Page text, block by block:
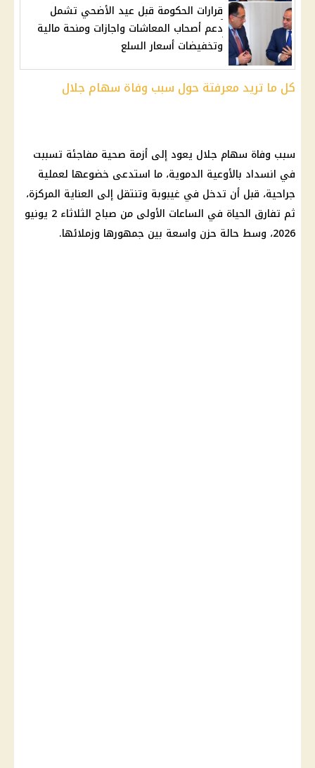
قرارات الحكومة قبل عيد الأضحي تشمل
دعم أصحاب المعاشات واجازات ومنحة مالية
وتخفيضات أسعار السلع
كل ما تريد معرفتة حول سبب وفاة سهام جلال
سبب وفاة سهام جلال يعود إلى أزمة صحية مفاجئة تسببت
في انسداد بالأوعية الدموية، ما استدعى خضوعها لعملية
جراحية، قبل أن تدخل في غيبوبة وتنتقل إلى العناية المركزة،
ثم تفارق الحياة في الساعات الأولى من صباح الثلاثاء 2 يونيو
2026، وسط حالة حزن واسعة بين جمهورها وزملائها.